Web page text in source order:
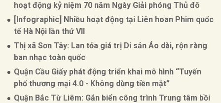
hoạt động kỷ niệm 70 năm Ngày Giải phóng Thủ đô
[Infographic] Nhiều hoạt động tại Liên hoan Phim quốc
tế Hà Nội lần thứ VII
Thị xã Sơn Tây: Lan tỏa giá trị Di sản Áo dài, rộn ràng
ban nhạc toàn quốc
Quận Cầu Giấy phát động triển khai mô hình “Tuyến
phố thương mại 4.0 - Không dùng tiền mặt”
Quận Bắc Từ Liêm: Gắn biển công trình Trung tâm bồi